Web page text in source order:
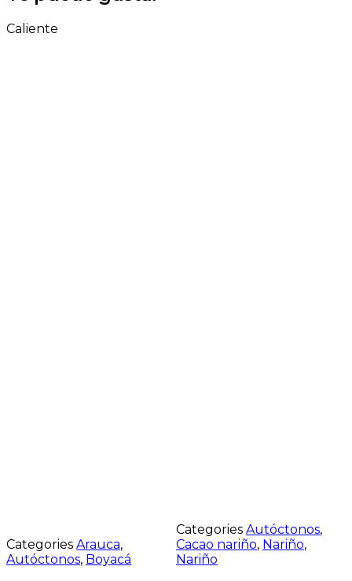
Caliente
Categories Arauca,
Autóctonos, Boyacá
Categories Autóctonos,
Cacao nariño, Nariño,
Nariño